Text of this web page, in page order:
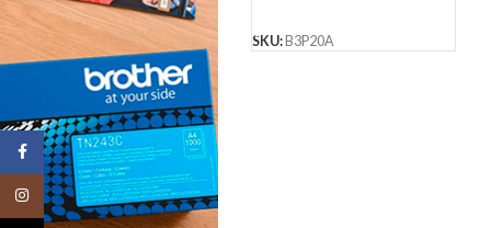
SKU: B3P20A
Facebook
Instagram